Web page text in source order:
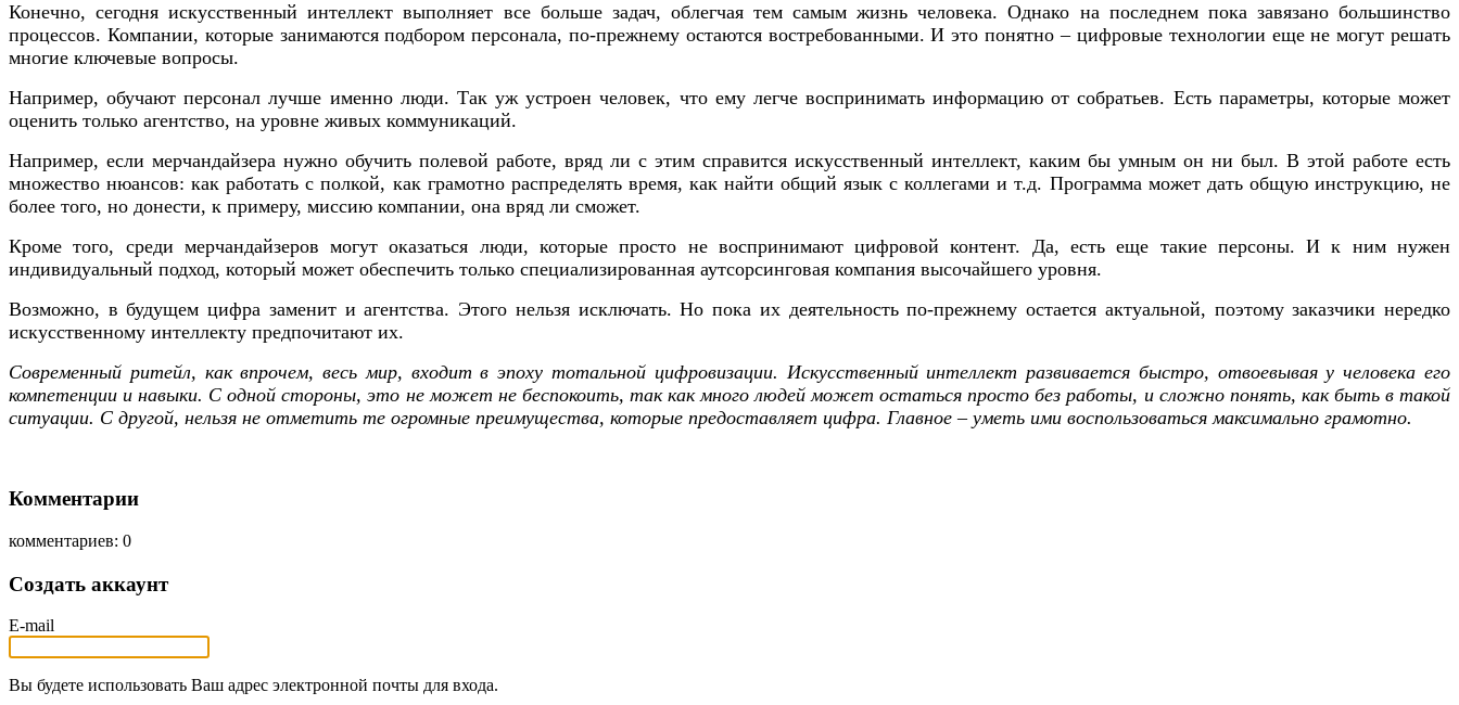
Конечно, сегодня искусственный интеллект выполняет все больше задач, облегчая тем самым жизнь человека. Однако на последнем пока завязано большинство
процессов. Компании, которые занимаются подбором персонала, по-прежнему остаются востребованными. И это понятно – цифровые технологии еще не могут решать
многие ключевые вопросы.
Например, обучают персонал лучше именно люди. Так уж устроен человек, что ему легче воспринимать информацию от собратьев. Есть параметры, которые может
оценить только агентство, на уровне живых коммуникаций.
Например, если мерчандайзера нужно обучить полевой работе, вряд ли с этим справится искусственный интеллект, каким бы умным он ни был. В этой работе есть
множество нюансов: как работать с полкой, как грамотно распределять время, как найти общий язык с коллегами и т.д. Программа может дать общую инструкцию, не
более того, но донести, к примеру, миссию компании, она вряд ли сможет.
Кроме того, среди мерчандайзеров могут оказаться люди, которые просто не воспринимают цифровой контент. Да, есть еще такие персоны. И к ним нужен
индивидуальный подход, который может обеспечить только специализированная аутсорсинговая компания высочайшего уровня.
Возможно, в будущем цифра заменит и агентства. Этого нельзя исключать. Но пока их деятельность по-прежнему остается актуальной, поэтому заказчики нередко
искусственному интеллекту предпочитают их.
Современный ритейл, как впрочем, весь мир, входит в эпоху тотальной цифровизации. Искусственный интеллект развивается быстро, отвоевывая у человека его
компетенции и навыки. С одной стороны, это не может не беспокоить, так как много людей может остаться просто без работы, и сложно понять, как быть в такой
ситуации. С другой, нельзя не отметить те огромные преимущества, которые предоставляет цифра. Главное – уметь ими воспользоваться максимально грамотно.
Комментарии
комментариев: 0
Создать аккаунт
E-mail
Вы будете использовать Ваш адрес электронной почты для входа.